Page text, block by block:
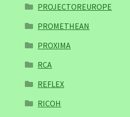
PROJECTOREUROPE
PROMETHEAN
PROXIMA
RCA
REFLEX
RICOH